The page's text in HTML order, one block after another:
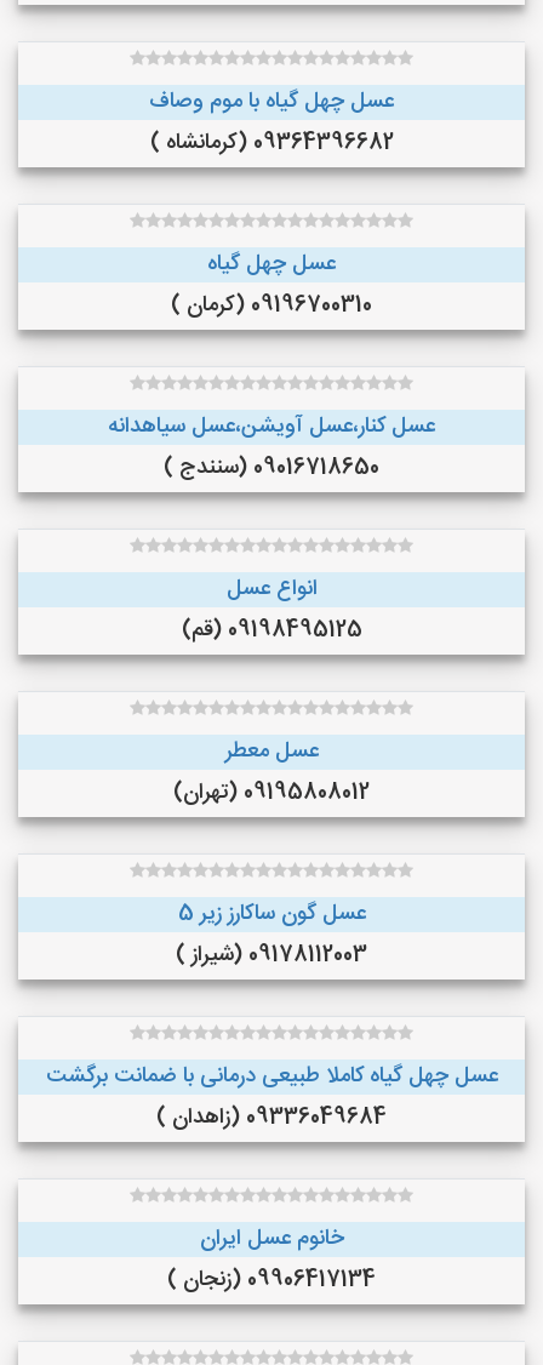
عسل چهل گیاه با موم وصاف
09364396682 (کرمانشاه )
عسل چهل گیاه
09196700310 (کرمان )
عسل کنار،عسل آویشن،عسل سیاهدانه
09016718650 (سنندج )
انواع عسل
09198495125 (قم)
عسل معطر
09195808012 (تهران)
عسل گون ساکارز زیر 5
09178112003 (شیراز )
عسل چهل گیاه کاملا طبیعی درمانی با ضمانت برگشت
09336049684 (زاهدان )
خانوم عسل ایران
09906417134 (زنجان )